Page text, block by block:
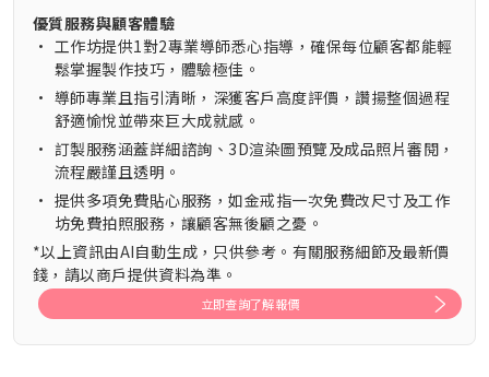
優質服務與顧客體驗
• 工作坊提供1對2專業導師悉心指導，確保每位顧客都能輕
鬆掌握製作技巧，體驗極佳。
• 導師專業且指引清晰，深獲客戶高度評價，讚揚整個過程
舒適愉悅並帶來巨大成就感。
• 訂製服務涵蓋詳細諮詢、3D渲染圖預覽及成品照片審閱，
流程嚴謹且透明。
• 提供多項免費貼心服務，如金戒指一次免費改尺寸及工作
坊免費拍照服務，讓顧客無後顧之憂。
*以上資訊由AI自動生成，只供參考。有關服務細節及最新價
錢，請以商戶提供資料為準。
立即查詢了解報價